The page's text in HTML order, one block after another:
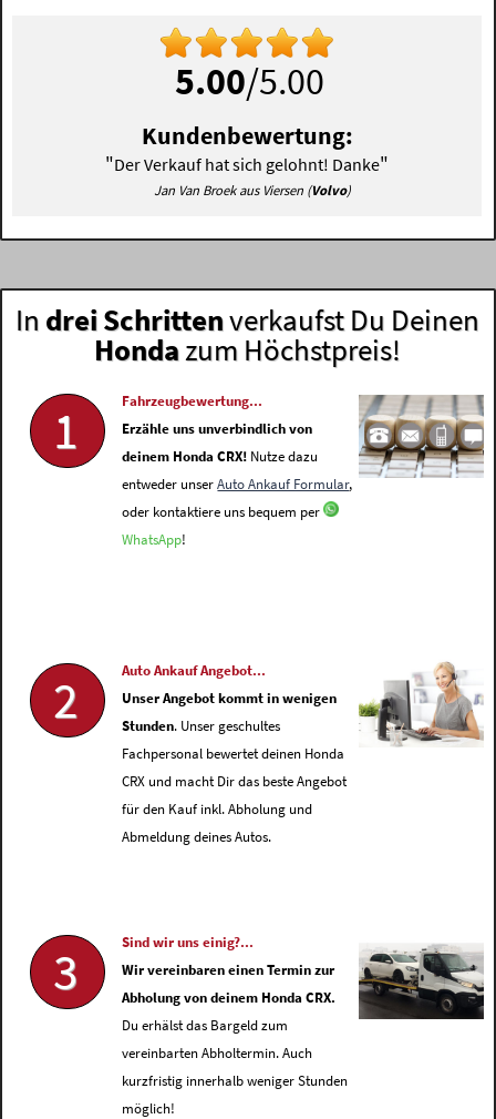
5.00/5.00
Kundenbewertung:
"Der Verkauf hat sich gelohnt! Danke"
Jan Van Broek aus Viersen (Volvo)
In drei Schrittenverkaufst Du Deinen
Hondazum Höchstpreis!
1
Fahrzeugbewertung...
Erzähle uns unverbindlich von
deinem Honda CRX! Nutze dazu
entweder unserAuto Ankauf Formular,
oder kontaktiere uns bequem per
WhatsApp!
2
Auto Ankauf Angebot...
Unser Angebot kommt in wenigen
Stunden. Unser geschultes
Fachpersonal bewertet deinen Honda
CRX und macht Dir das beste Angebot
für den Kauf inkl. Abholung und
Abmeldung deines Autos.
3
Sind wir uns einig?...
Wir vereinbaren einen Termin zur
Abholung von deinem Honda CRX.
Du erhälst das Bargeld zum
vereinbarten Abholtermin. Auch
kurzfristig innerhalb weniger Stunden
möglich!